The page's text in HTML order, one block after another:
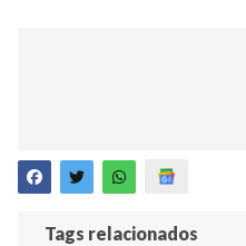
Tags relacionados